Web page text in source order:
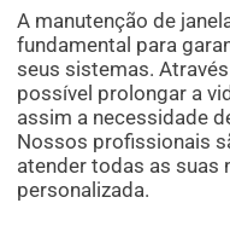
A manutenção de
fundamental para
seus sistemas.
possível prolongar a
assim a necessidade
Nossos profissionais
atender todas as suas
personalizada.